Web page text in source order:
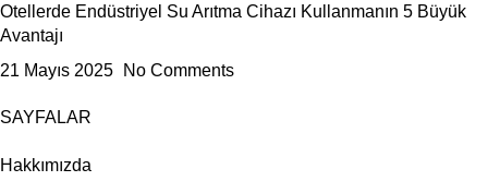
Otellerde Endüstriyel Su Arıtma Cihazı Kullanmanın 5 Büyük
Avantajı
21 Mayıs 2025
No Comments
SAYFALAR
Hakkımızda